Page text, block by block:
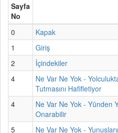
Sayfa
No
0
Kapak
1
Giriş
2
İçindekiler
4
Ne Var Ne Yok -
Tutmasını Hafifletiyor
4
Ne Var Ne Yok - Yünden
Onarabilir
5
Ne Var Ne Yok -